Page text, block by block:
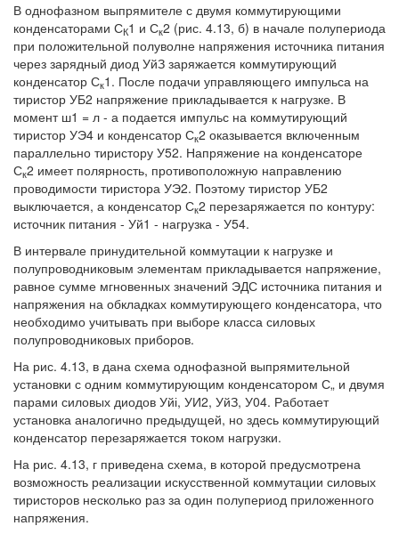
В однофазном выпрямителе с двумя коммутирующими
конденсаторами СК1 и Ск2 (рис. 4.13, б) в начале полупериода
при положительной полуволне напряжения источника питания
через зарядный диод УйЗ заряжается коммутирующий
конденсатор Ск1. После подачи управляющего импульса на
тиристор УБ2 напряжение прикладывается к нагрузке. В
момент ш1 = л - а подается импульс на коммутирующий
тиристор УЭ4 и конденсатор Ск2 оказывается включенным
параллельно тиристору У52. Напряжение на конденсаторе
Ск2 имеет полярность, противоположную направлению
проводимости тиристора УЭ2. Поэтому тиристор УБ2
выключается, а конденсатор Ск2 перезаряжается по контуру:
источник питания - Уй1 - нагрузка - У54.
В интервале принудительной коммутации к нагрузке и
полупроводниковым элементам прикладывается напряжение,
равное сумме мгновенных значений ЭДС источника питания и
напряжения на обкладках коммутирующего конденсатора, что
необходимо учитывать при выборе класса силовых
полупроводниковых приборов.
На рис. 4.13, в дана схема однофазной выпрямительной
установки с одним коммутирующим конденсатором С„ и двумя
парами силовых диодов Уйі, УИ2, УйЗ, У04. Работает
установка аналогично предыдущей, но здесь коммутирующий
конденсатор перезаряжается током нагрузки.
На рис. 4.13, г приведена схема, в которой предусмотрена
возможность реализации искусственной коммутации силовых
тиристоров несколько раз за один полупериод приложенного
напряжения.